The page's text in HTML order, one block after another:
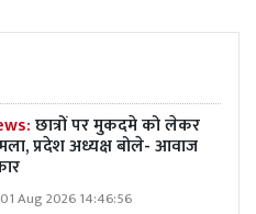
छात्रों पर मुकदमे को लेकर
प्रदेश अध्यक्ष बोले- आवाज
Aug 2026 14:46:56